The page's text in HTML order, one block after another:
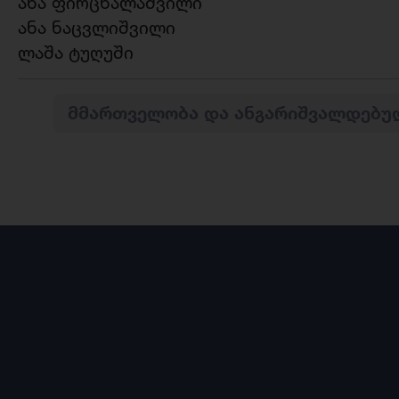
ანა ნაცვლიშვილი
ლაშა ტუღუში